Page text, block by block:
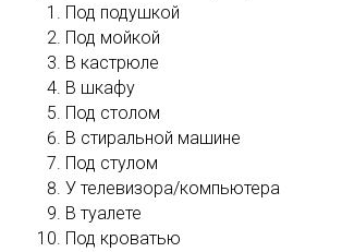
Под подушкой
Под мойкой
В кастрюле
В шкафу
Под столом
В стиральной машине
Под стулом
У телевизора/компьютера
В туалете
Под кроватью